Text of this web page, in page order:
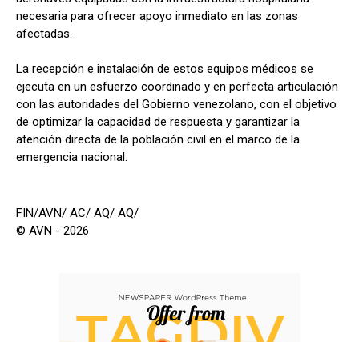
necesaria para ofrecer apoyo inmediato en las zonas
afectadas.
La recepción e instalación de estos equipos médicos se
ejecuta en un esfuerzo coordinado y en perfecta articulación
con las autoridades del Gobierno venezolano, con el objetivo
de optimizar la capacidad de respuesta y garantizar la
atención directa de la población civil en el marco de la
emergencia nacional.
FIN/AVN/ AC/ AQ/ AQ/
© AVN - 2026